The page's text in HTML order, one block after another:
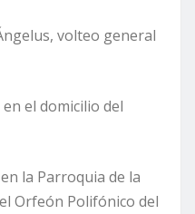
volteo general
el domicilio del
en la Parroquia de la
Orfeón Polifónico del